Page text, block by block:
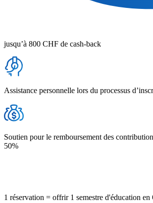
jusqu’à 800 CHF de cash-back
Assistance personnelle lors du processus
Soutien pour le remboursement des
50%
1 réservation = offrir 1 semestre d'éducation en